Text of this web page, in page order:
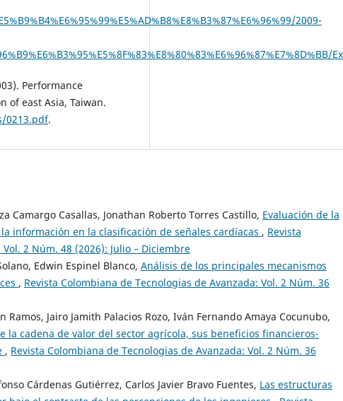
2009-
Performance
of east Asia, Taiwan.
0213.pdf.
Camargo Casallas, Jonathan Roberto Torres Castillo, Evaluación de la
información en la clasificación de señales cardíacas , Revista
2 Núm. 48 (2026): Julio – Diciembre
Edwin Espinel Blanco, Análisis de los principales mecanismos
, Revista Colombiana de Tecnologias de Avanzada: Vol. 2 Núm. 36
Jairo Jamith Palacios Rozo, Iván Fernando Amaya Cocunubo,
la cadena de valor del sector agrícola, sus beneficios financieros-
, Revista Colombiana de Tecnologias de Avanzada: Vol. 2 Núm. 36
Cárdenas Gutiérrez, Carlos Javier Bravo Fuentes, Las estructuras